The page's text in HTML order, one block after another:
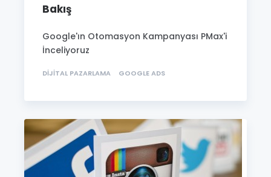
Bakış
Google'ın Otomasyon Kampanyası PMax'i
İnceliyoruz
DIJITAL PAZARLAMA GOOGLE ADS